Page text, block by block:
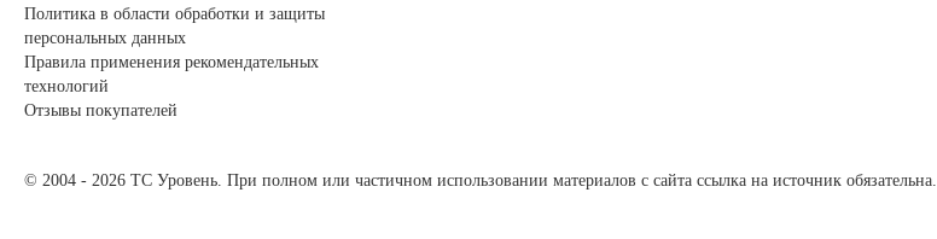
Политика в области обработки и защиты
персональных данных
Правила применения рекомендательных
технологий
Отзывы покупателей
© 2004 - 2026 ТС Уровень. При полном или частичном использовании материалов с сайта ссылка на источник обязательна.